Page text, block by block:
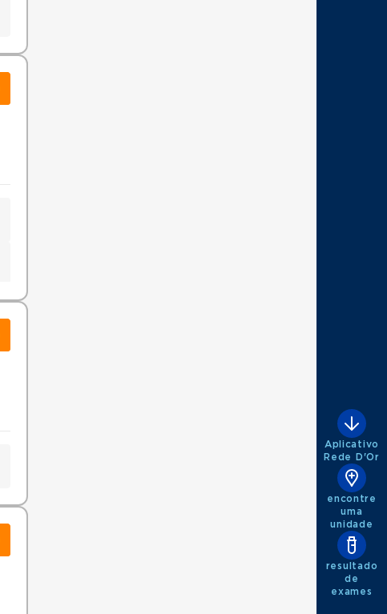
Aplicativo
Rede D'Or
encontre
uma
unidade
resultado
de
exames